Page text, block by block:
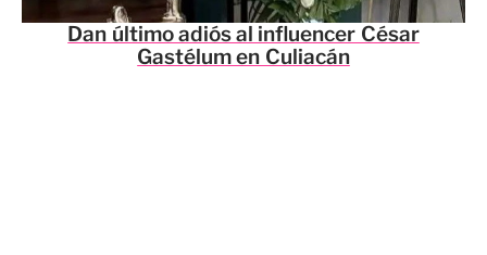
Dan último adiós al influencer César
Gastélum en Culiacán